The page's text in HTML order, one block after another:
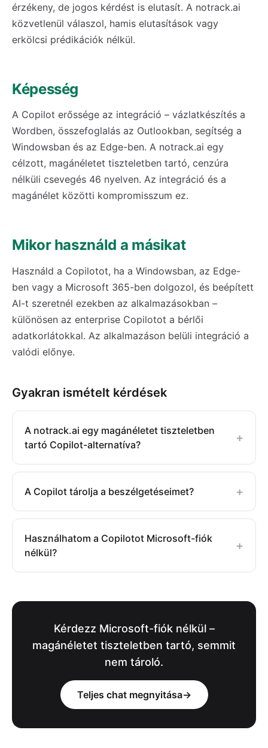
érzékeny, de jogos kérdést is elutasít. A notrack.ai
közvetlenül válaszol, hamis elutasítások vagy
erkölcsi prédikációk nélkül.
Képesség
A Copilot erőssége az integráció – vázlatkészítés a
Wordben, összefoglalás az Outlookban, segítség a
Windowsban és az Edge-ben. A notrack.ai egy
célzott, magánéletet tiszteletben tartó, cenzúra
nélküli csevegés 46 nyelven. Az integráció és a
magánélet közötti kompromisszum ez.
Mikor használd a másikat
Használd a Copilotot, ha a Windowsban, az Edge-
ben vagy a Microsoft 365-ben dolgozol, és beépített
AI-t szeretnél ezekben az alkalmazásokban –
különösen az enterprise Copilotot a bérlői
adatkorlátokkal. Az alkalmazáson belüli integráció a
valódi előnye.
Gyakran ismételt kérdések
A notrack.ai egy magánéletet tiszteletben
tartó Copilot-alternatíva?
+
A Copilot tárolja a beszélgetéseimet? +
Használhatom a Copilotot Microsoft-fiók
nélkül?
+
Kérdezz Microsoft-fiók nélkül –
magánéletet tiszteletben tartó, semmit
nem tároló.
Teljes chat megnyitása→